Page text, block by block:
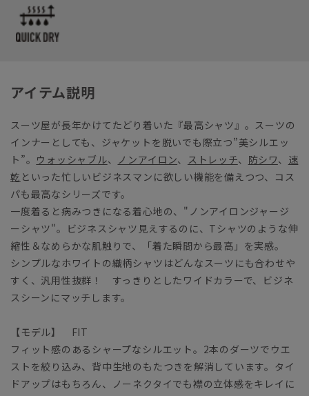
アイテム説明
スーツ屋が長年かけてたどり着いた『最高シャツ』。スーツの
インナーとしても、ジャケットを脱いでも際立つ”美シルエッ
ト”。 ウォッシャブル、 ノンアイロン、 ストレッチ、 防シワ、 速
乾 といった忙しいビジネスマンに欲しい機能を備えつつ、コス
パも最高なシリーズです。
一度着ると病みつきになる着心地の、"ノンアイロンジャージ
ーシャツ"。ビジネスシャツ見えするのに、Tシャツのような伸
縮性＆なめらかな肌触りで、「着た瞬間から最高」を実感。
シンプルなホワイトの織柄シャツはどんなスーツにも合わせや
すく、汎用性抜群！ すっきりとしたワイドカラーで、ビジネ
スシーンにマッチします。
【モデル】 FIT
フィット感のあるシャープなシルエット。2本のダーツでウエ
ストを絞り込み、背中生地のもたつきを解消しています。タイ
ドアップはもちろん、ノーネクタイでも襟の立体感をキレイに